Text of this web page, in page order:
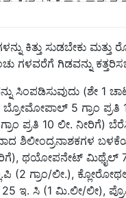
ಕಿತ್ತು ಸುಡಬೇಕು ಮತ್ತು
ಗಿಡವನ್ನು
ಸಿಂಪಡಿಸುವುದು (ಶೇ 1
ಬ್ರೋಮೋಪಾಲ್ 5 ಗ್ರಾಂ
ಪ್ರತಿ 10 ಲೀ. ನೀರಿಗೆ)
ಶಿಲೀಂದ್ರನಾಶಕಗಳ
ಥಯೋಪನೇಟ್ ಮಿಥೈಲ್ 70
(2 ಗ್ರಾಂ/ಲೀ.),
ಸಿ (1 ಮಿ.ಲೀ/ಲೀ),